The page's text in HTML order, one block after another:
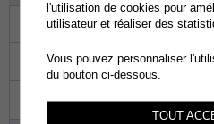
Ma Me Je
01 02 03
08 09 10
l'utilisation de cookies pour
utilisateur et réaliser des
Vous pouvez personnaliser
du bouton ci-dessous.
TOUT